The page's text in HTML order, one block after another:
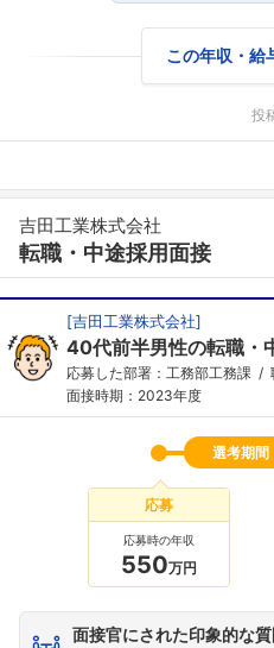
この年収・給
投
吉田工業株式会社
転職・中途採用面接
[吉田工業株式会社]
40代前半男性の転職・
応募した部署：工務部工務課
面接時期：2023年度
選考期間
応募
応募時の年収
550万円
面接官にされた印象的な